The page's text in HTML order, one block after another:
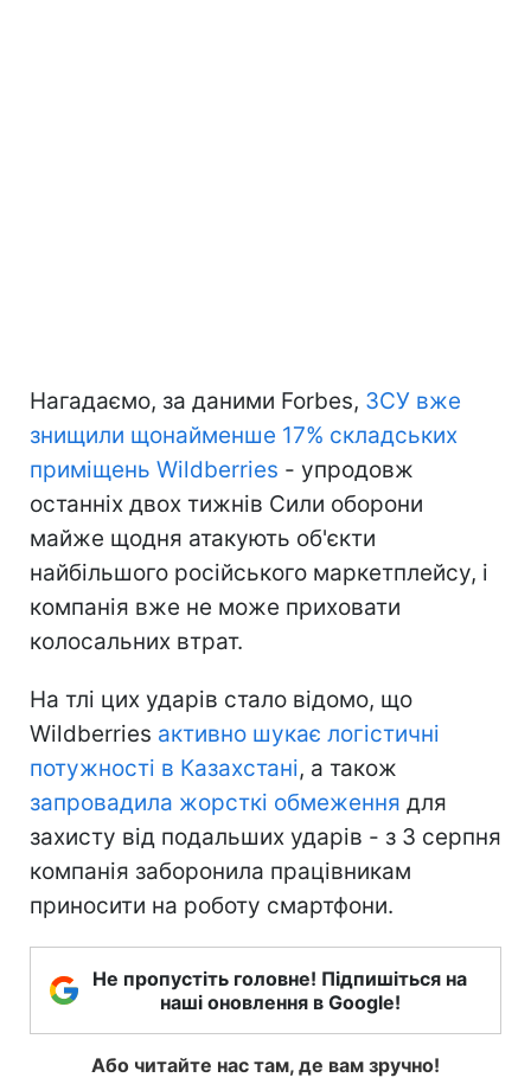
Нагадаємо, за даними Forbes, ЗСУ вже
знищили щонайменше 17% складських
приміщень Wildberries - упродовж
останніх двох тижнів Сили оборони
майже щодня атакують об'єкти
найбільшого російського маркетплейсу, і
компанія вже не може приховати
колосальних втрат.
На тлі цих ударів стало відомо, що
Wildberries активно шукає логістичні
потужності в Казахстані, а також
запровадила жорсткі обмеження для
захисту від подальших ударів - з 3 серпня
компанія заборонила працівникам
приносити на роботу смартфони.
Не пропустіть головне! Підпишіться на
наші оновлення в Google!
Або читайте нас там, де вам зручно!